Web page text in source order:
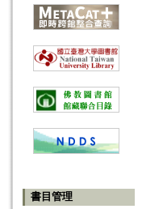
書目管理